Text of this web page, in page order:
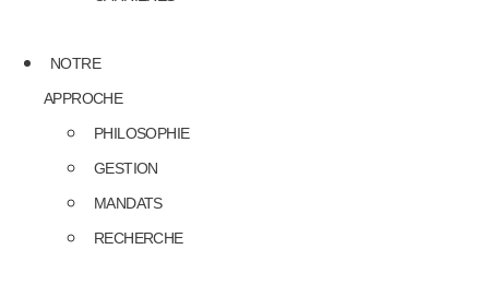
NOTRE
APPROCHE
PHILOSOPHIE
GESTION
MANDATS
RECHERCHE